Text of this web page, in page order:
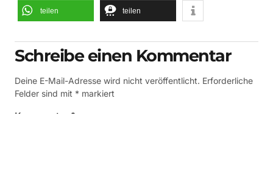
teilen teilen
Schreibe einen Kommentar
Deine E-Mail-Adresse wird nicht veröffentlicht. Erforderliche
Felder sind mit * markiert
Kommentar *